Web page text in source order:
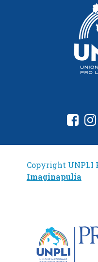
fab
Copyright UNPLI
Imaginapulia